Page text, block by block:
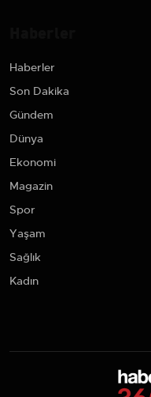
Haberler
Son Dakika
Gündem
Dünya
Ekonomi
Magazin
Spor
Yaşam
Sağlık
Kadın